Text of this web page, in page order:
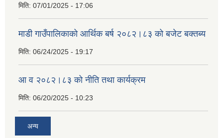
मिति: 07/01/2025 - 17:06
माडी गाउँपालिकाको आर्थिक बर्ष २०८२।८३ को बजेट बक्तब्य
मिति: 06/24/2025 - 19:17
आ व २०८२।८३ को नीति तथा कार्यक्रम
मिति: 06/20/2025 - 10:23
अन्य